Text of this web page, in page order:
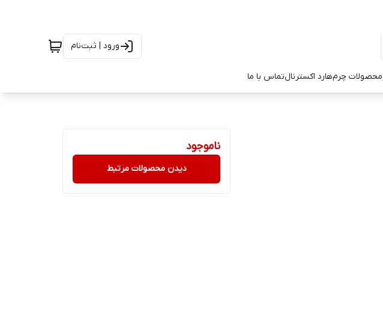
ورود | ثبت‌نام
محصولات چرمهارد اکسترنالتماس با ما
ناموجود
دیدن محصولات مرتبط